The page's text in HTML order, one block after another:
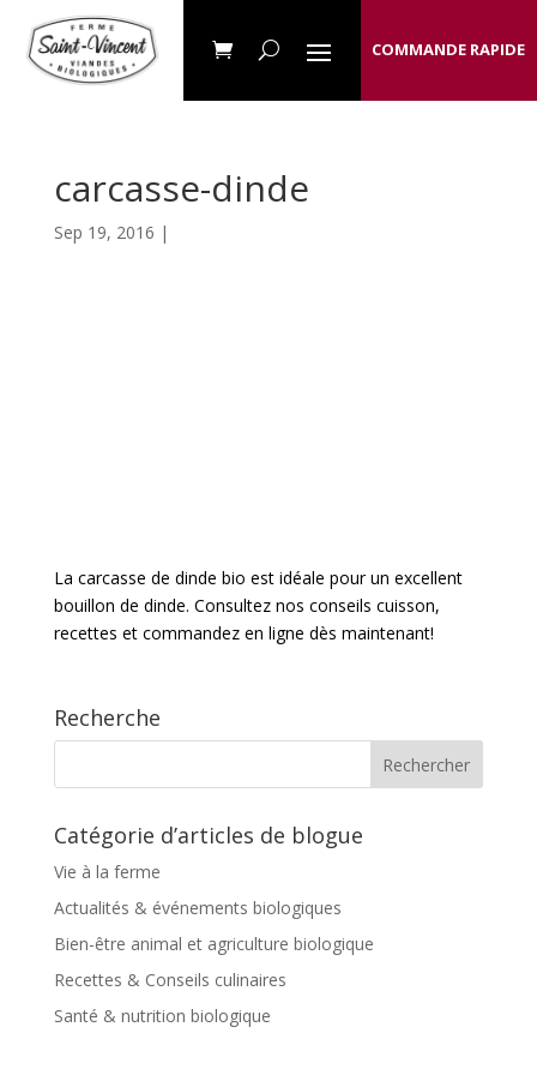
COMMANDE RAPIDE
carcasse-dinde
Sep 19, 2016 |
La carcasse de dinde bio est idéale pour un excellent
bouillon de dinde. Consultez nos conseils cuisson,
recettes et commandez en ligne dès maintenant!
Recherche
Catégorie d’articles de blogue
Vie à la ferme
Actualités & événements biologiques
Bien-être animal et agriculture biologique
Recettes & Conseils culinaires
Santé & nutrition biologique